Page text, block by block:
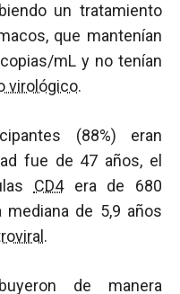
un tratamiento
que mantenían
mL y no tenían
virológico.
(88%) eran
fue de 47 años, el
CD4era de 680
mediana de 5,9 años
.
de manera